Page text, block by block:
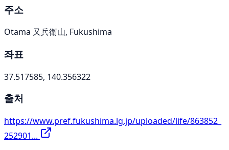
주소
Otama 又兵衛山, Fukushima
좌표
37.517585, 140.356322
출처
https://www.pref.fukushima.lg.jp/uploaded/life/863852_
252901...